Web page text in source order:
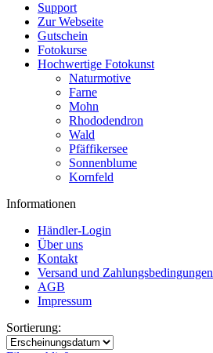
Support
Zur Webseite
Gutschein
Fotokurse
Hochwertige Fotokunst
Naturmotive
Farne
Mohn
Rhododendron
Wald
Pfäffikersee
Sonnenblume
Kornfeld
Informationen
Händler-Login
Über uns
Kontakt
Versand und Zahlungsbedingungen
AGB
Impressum
Sortierung: